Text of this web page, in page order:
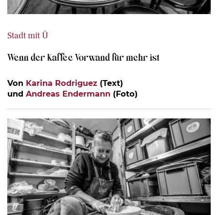
Stadt mit Ü
Wenn der Kaffee Vorwand für mehr ist
Von Karina Rodriguez (Text)
und Andreas Endermann (Foto)